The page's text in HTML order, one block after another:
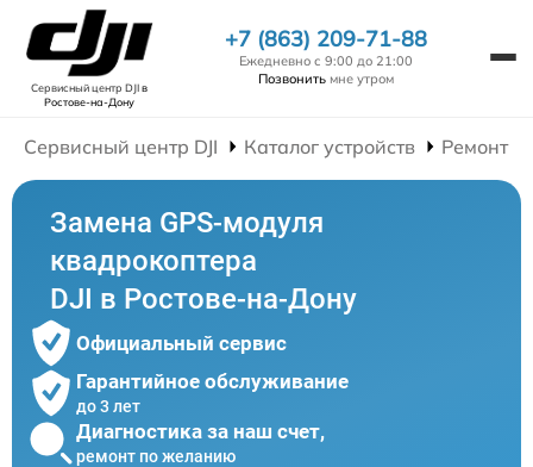
Сервисный центр DJIв
Ростове-на-Дону
+7 (863) 209-71-88
Ежедневно с 9:00 до 21:00
Позвонить мне утром
Сервисный центр DJI Каталог устройств Ремонт
Замена GPS-модуля
квадрокоптера
DJI в Ростове-на-Дону
Официальный сервис
Гарантийное обслуживание
до 3 лет
Диагностика за наш счет,
ремонт по желанию